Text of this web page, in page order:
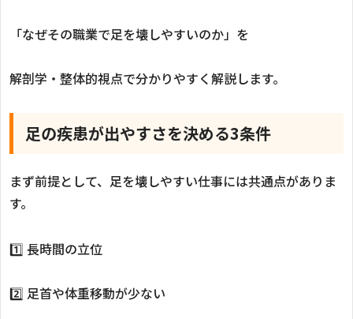
「なぜその職業で足を壊しやすいのか」を
解剖学・整体的視点で分かりやすく解説します。
足の疾患が出やすさを決める3条件
まず前提として、足を壊しやすい仕事には共通点がありま
す。
1️⃣ 長時間の立位
2️⃣ 足首や体重移動が少ない